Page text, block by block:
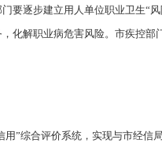
要逐步建立用人单位职业卫生“
化解职业病危害风险。市疾控
用”综合评价系统，实现与市经